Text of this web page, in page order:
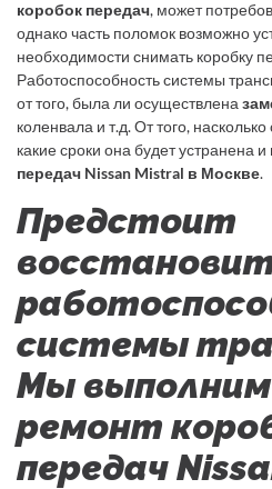
коробок передач, может
однако часть поломок возможно
необходимости снимать коробку
Работоспособность системы
от того, была ли осуществлена
коленвала и т.д. От того,
какие сроки она будет устранена и
передач Nissan Mistral в Москве.
Предстоит
системы
Мы
ремонт
передач